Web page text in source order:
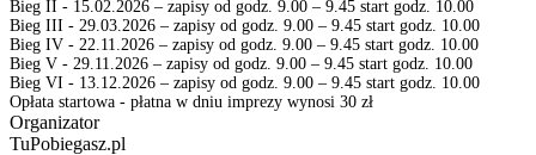
Bieg II - 15.02.2026 – zapisy od godz. 9.00 – 9.45 start godz. 10.00
Bieg III - 29.03.2026 – zapisy od godz. 9.00 – 9.45 start godz. 10.00
Bieg IV - 22.11.2026 – zapisy od godz. 9.00 – 9.45 start godz. 10.00
Bieg V - 29.11.2026 – zapisy od godz. 9.00 – 9.45 start godz. 10.00
Bieg VI - 13.12.2026 – zapisy od godz. 9.00 – 9.45 start godz. 10.00
Opłata startowa - płatna w dniu imprezy wynosi 30 zł
Organizator
TuPobiegasz.pl